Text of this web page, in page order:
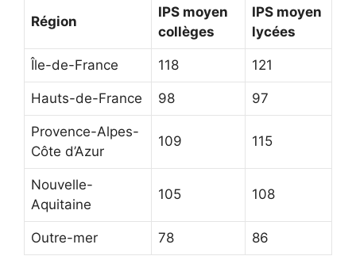
Région
IPS moyen
collèges
IPS moyen
lycées
Île-de-France 118 121
Hauts-de-France 98 97
Provence-Alpes-
Côte d’Azur
109 115
Nouvelle-
Aquitaine
105 108
Outre-mer 78 86